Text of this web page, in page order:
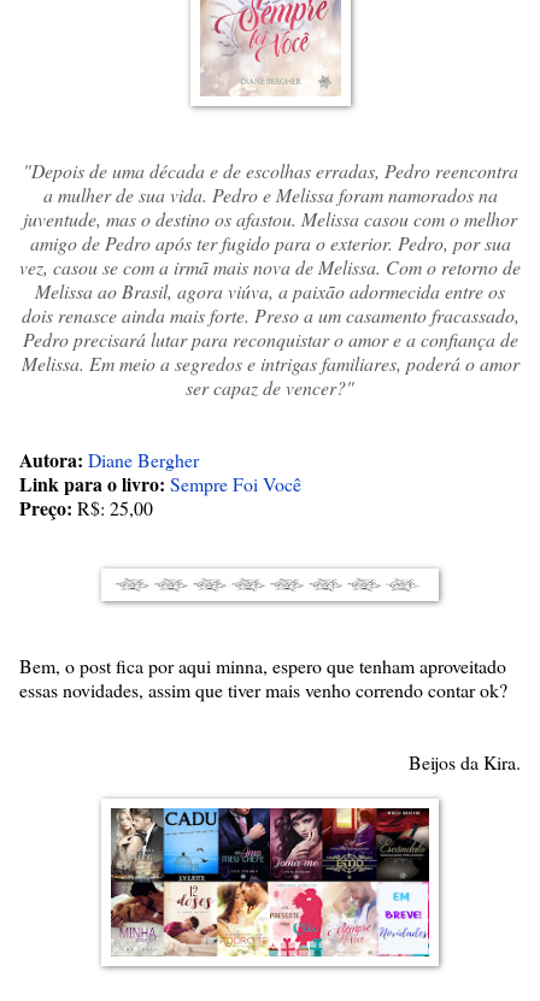
"Depois de uma década e de escolhas erradas, Pedro reencontra
a mulher de sua vida. Pedro e Melissa foram namorados na
juventude, mas o destino os afastou. Melissa casou com o melhor
amigo de Pedro após ter fugido para o exterior. Pedro, por sua
vez, casou se com a irmã mais nova de Melissa. Com o retorno de
Melissa ao Brasil, agora viúva, a paixão adormecida entre os
dois renasce ainda mais forte. Preso a um casamento fracassado,
Pedro precisará lutar para reconquistar o amor e a confiança de
Melissa. Em meio a segredos e intrigas familiares, poderá o amor
ser capaz de vencer?"
Autora: Diane Bergher
Link para o livro: Sempre Foi Você
Preço: R$: 25,00
Bem, o post fica por aqui minna, espero que tenham aproveitado
essas novidades, assim que tiver mais venho correndo contar ok?
Beijos da Kira.